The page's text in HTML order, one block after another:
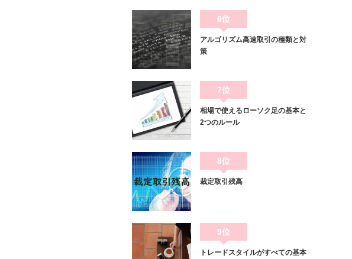
6位
アルゴリズム高速取引の種類と対
策
7位
相場で使えるローソク足の基本と
2つのルール
8位
裁定取引残高
9位
トレードスタイルがすべての基本